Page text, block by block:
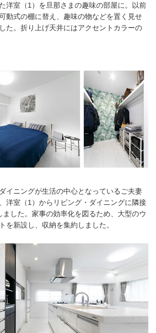
洋室（1）を旦那さまの趣味の部屋に。以前
動式の棚に替え、趣味の物などを置く見せ
た。折り上げ天井にはアクセントカラーの
イニングが生活の中心となっているご夫妻
洋室（1）からリビング・ダイニングに隣接
した。家事の効率化を図るため、大型のウ
を新設し、収納を集約しました。